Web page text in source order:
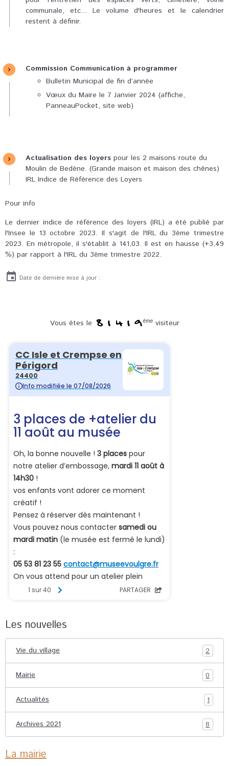
communale, etc... Le volume d'heures et le calendrier
restent à définir.
Commission Communication à programmer
Bulletin Municipal de fin d’année
Vœux du Maire le 7 Janvier 2024 (affiche,
PanneauPocket, site web)
Actualisation des loyers pour les 2 maisons route du
Moulin de Bedène. (Grande maison et maison des chênes)
IRL Indice de Référence des Loyers
Pour info
Le dernier indice de référence des loyers (IRL) a été publié par
l'Insee le 13 octobre 2023. Il s'agit de l'IRL du 3ème trimestre
2023. En métropole, il s'établit à 141,03. Il est en hausse (+3,49
%) par rapport à l'IRL du 3ème trimestre 2022.
Date de dernière mise à jour :
Vous êtes le èmevisiteur
Les nouvelles
Vie du village 2
Mairie 0
Actualités 1
Archives 2021 8
La mairie